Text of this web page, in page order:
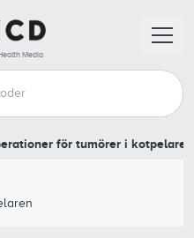
Media
för tumörer i kotpelaren